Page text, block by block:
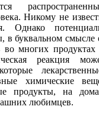
Никому не
Однако
в буквальном смысле
во многих продуктах
реакция
химические
продукты, на
любимцев.